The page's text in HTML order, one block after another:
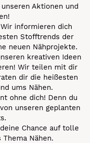
Aktionen und
informieren dich
Stofftrends der
neuen Nähprojekte.
kreativen Ideen
Wir teilen mit dir
dir die heißesten
ums Nähen.
ohne dich! Denn du
unseren geplanten
Chance auf tolle
Nähen.